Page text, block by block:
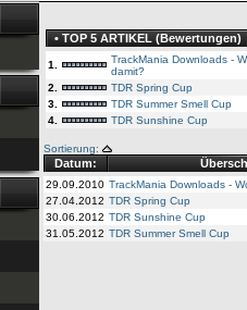
• TOP 5 ARTIKEL (Bewertungen)
1.
TrackMania Downloads -
damit?
2.
TDR Spring Cup
3.
TDR Summer Smell Cup
4.
TDR Sunshine Cup
Sortierung:
Datum:
29.09.2010 TrackMania Downloads -
27.04.2012 TDR Spring Cup
30.06.2012 TDR Sunshine Cup
31.05.2012 TDR Summer Smell Cup